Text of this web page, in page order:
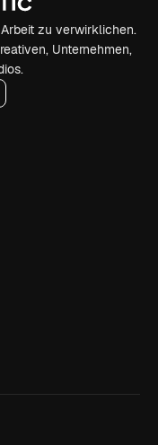
zu verwirklichen.
Unternehmen,